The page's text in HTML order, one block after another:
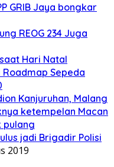
GRIB Jaya bongkar
REOG 234 Juga
Hari Natal
Roadmap Sepeda
Kanjuruhan, Malang
ketempelan Macan
pulang
jadi Brigadir Polisi
2019